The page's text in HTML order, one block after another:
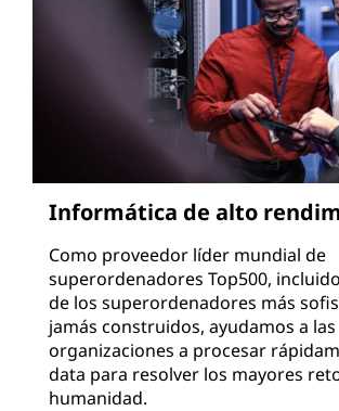
Informática de alto
Como proveedor líder mundial de
superordenadores Top500,
de los superordenadores más
jamás construidos, ayudamos a las
organizaciones a procesar
data para resolver los mayores
humanidad.